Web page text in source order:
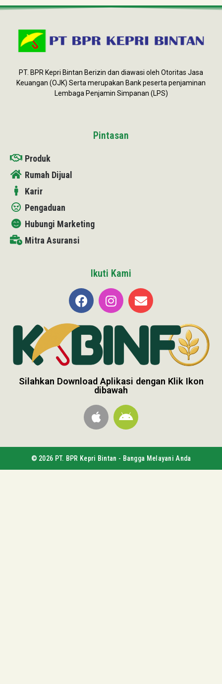
d
PT. BPR Kepri Bintan Berizin dan diawasi oleh Otoritas Jasa
Keuangan (OJK) Serta merupakan Bank peserta penjaminan
Lembaga Penjamin Simpanan (LPS)
Pintasan
Produk
Rumah Dijual
Karir
Pengaduan
Hubungi Marketing
Mitra Asuransi
Ikuti Kami
Silahkan Download Aplikasi dengan Klik Ikon
dibawah
© 2026 PT. BPR Kepri Bintan - Bangga Melayani Anda